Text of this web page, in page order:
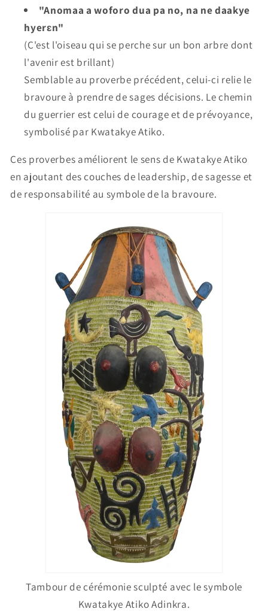
"Anomaa a woforo dua pa no, na ne daakye
hyerɛn"
(C'est l'oiseau qui se perche sur un bon arbre dont
l'avenir est brillant)
Semblable au proverbe précédent, celui-ci relie le
bravoure à prendre de sages décisions. Le chemin
du guerrier est celui de courage et de prévoyance,
symbolisé par Kwatakye Atiko.
Ces proverbes améliorent le sens de Kwatakye Atiko
en ajoutant des couches de leadership, de sagesse et
de responsabilité au symbole de la bravoure.
Tambour de cérémonie sculpté avec le symbole
Kwatakye Atiko Adinkra.